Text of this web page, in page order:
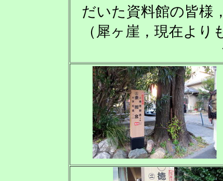
だいた資料館の皆様
（犀ヶ崖，現在よ